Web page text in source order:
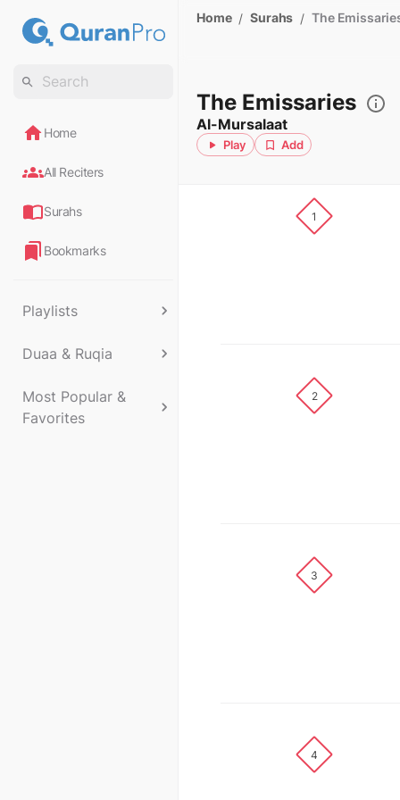
Home
All Reciters
Surahs
Bookmarks
Playlists
Duaa & Ruqia
Most Popular &
Favorites
Home / Surahs / The
The Emissaries
Al-Mursalaat
Play Add
1
2
3
4